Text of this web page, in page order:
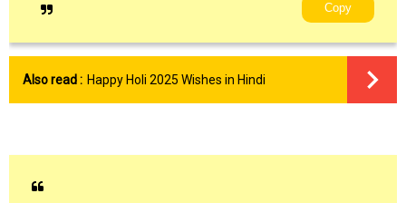
Copy
Also read : Happy Holi 2025 Wishes in Hindi